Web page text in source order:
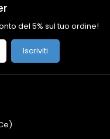
del 5% sul tuo ordine!
Iscriviti